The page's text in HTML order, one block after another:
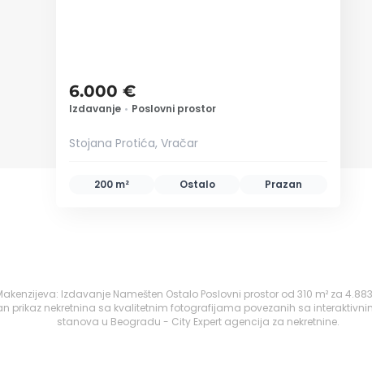
6.000 €
Izdavanje • Poslovni prostor
Stojana Protića, Vračar
200 m² Ostalo Prazan
Izdavanje Namešten Ostalo Poslovni prostor od 310 m² za
prikaz nekretnina sa kvalitetnim fotografijama povezanih sa
stanova u Beogradu - City Expert agencija za nekretnine.